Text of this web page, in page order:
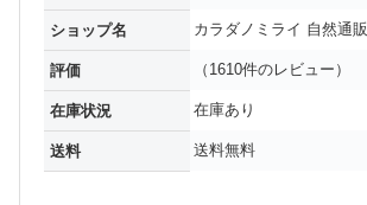
ショップ名 カラダノミライ 自然通販
評価 （1610件のレビュー）
在庫状況 在庫あり
送料 送料無料